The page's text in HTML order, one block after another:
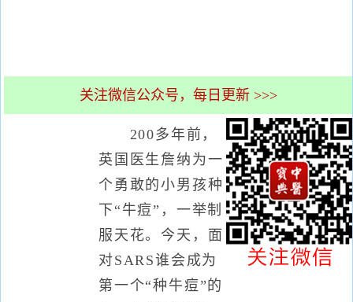
关注微信公众号，每日更新 >>>
200多年前，
英国医生詹纳为一
个勇敢的小男孩种
下“牛痘”，一举制
服天花。今天，面
对SARS谁会成为
第一个“种牛痘”的